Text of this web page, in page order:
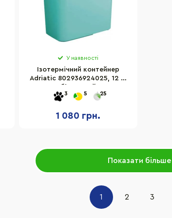
У наявності
Ізотермічний контейнер
Adriatic 802936924025, 12 л,
3 5 25
1 080 грн.
Показати більше
1 2 3